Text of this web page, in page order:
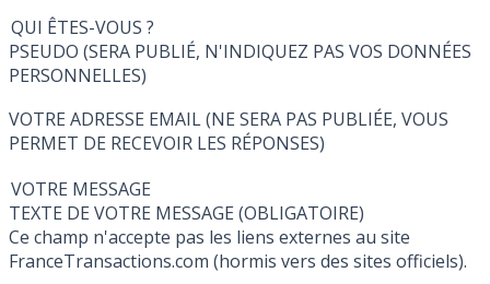
QUI ÊTES-VOUS ?
PSEUDO (SERA PUBLIÉ, N'INDIQUEZ PAS VOS DONNÉES
PERSONNELLES)
VOTRE ADRESSE EMAIL (NE SERA PAS PUBLIÉE, VOUS
PERMET DE RECEVOIR LES RÉPONSES)
VOTRE MESSAGE
TEXTE DE VOTRE MESSAGE (OBLIGATOIRE)
Ce champ n'accepte pas les liens externes au site
FranceTransactions.com (hormis vers des sites officiels).